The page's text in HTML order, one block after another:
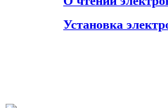
Установка